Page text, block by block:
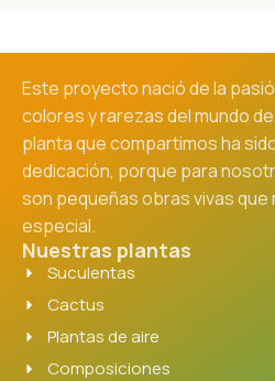
Este proyecto nació de la
colores y rarezas del mundo
planta que compartimos ha
dedicación, porque para
son pequeñas obras vivas que
especial.
Nuestras plantas
Suculentas
Cactus
Plantas de aire
Composiciones